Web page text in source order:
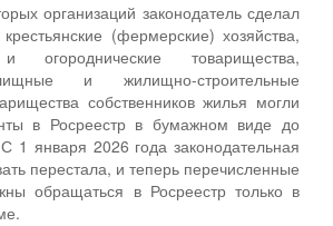
организаций законодатель сделал
(фермерские) хозяйства,
огороднические товарищества,
и жилищно-строительные
собственников жилья могли
в Росреестр в бумажном виде до
1 января 2026 года законодательная
перестала, и теперь перечисленные
обращаться в Росреестр только в